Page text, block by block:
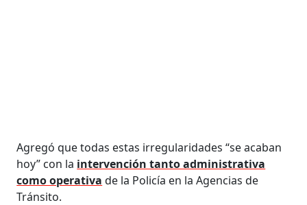
Agregó que todas estas irregularidades “se acaban
hoy” con la intervención tanto administrativa
como operativa de la Policía en la Agencias de
Tránsito.